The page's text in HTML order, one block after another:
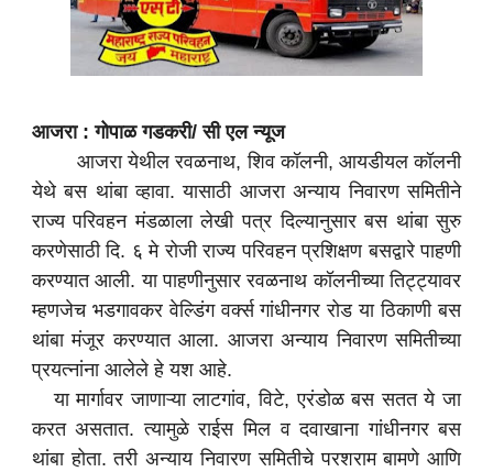
आजरा : गोपाळ गडकरी/ सी एल न्यूज
आजरा येथील रवळनाथ, शिव कॉलनी, आयडीयल कॉलनी
येथे बस थांबा व्हावा. यासाठी आजरा अन्याय निवारण समितीने
राज्य परिवहन मंडळाला लेखी पत्र दिल्यानुसार बस थांबा सुरु
करणेसाठी दि. ६ मे रोजी राज्य परिवहन प्रशिक्षण बसद्वारे पाहणी
करण्यात आली. या पाहणीनुसार रवळनाथ कॉलनीच्या तिट्ट्यावर
म्हणजेच भडगावकर वेल्डिंग वर्क्स गांधीनगर रोड या ठिकाणी बस
थांबा मंजूर करण्यात आला. आजरा अन्याय निवारण समितीच्या
प्रयत्नांना आलेले हे यश आहे.
या मार्गावर जाणाऱ्या लाटगांव, विटे, एरंडोळ बस सतत ये जा
करत असतात. त्यामुळे राईस मिल व दवाखाना गांधीनगर बस
थांबा होता. तरी अन्याय निवारण समितीचे परशराम बामणे आणि